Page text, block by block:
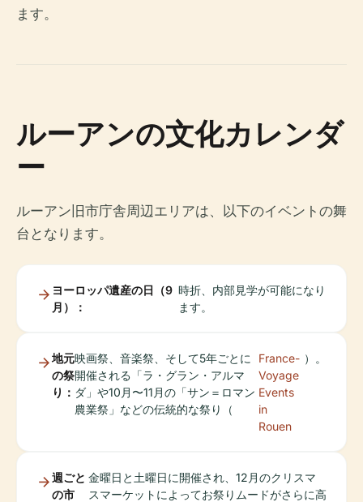
ます。
ルーアンの文化カレンダ
ー
ルーアン旧市庁舎周辺エリアは、以下のイベントの舞
台となります。
ヨーロッパ遺産の日（9
月）：
時折、内部見学が可能になり
ます。
地元
の祭
り：
映画祭、音楽祭、そして5年ごとに
開催される「ラ・グラン・アルマ
ダ」や10月〜11月の「サン＝ロマン
農業祭」などの伝統的な祭り（
France-
Voyage
Events
in
Rouen
）。
週ごと
の市
金曜日と土曜日に開催され、12月のクリスマ
スマーケットによってお祭りムードがさらに高